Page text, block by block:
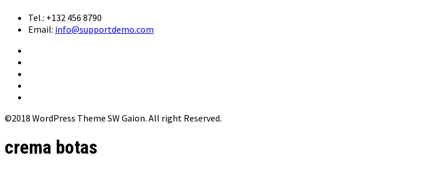
Tel.: +132 456 8790
Email: info@supportdemo.com
©2018 WordPress Theme SW Gaion. All right Reserved.
crema botas